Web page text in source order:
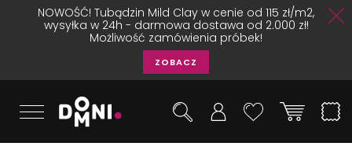
NOWOŚĆ! Tubądzin Mild Clay w cenie od 115 zł/m2,
wysyłka w 24h - darmowa dostawa od 2.000 zł!
Możliwość zamówienia próbek!
ZOBACZ